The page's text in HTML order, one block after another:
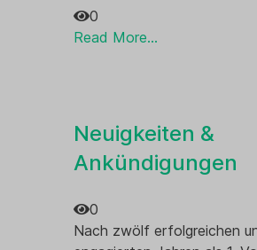
Ehrenmal
0
Read More...
Neuigkeiten &
Ankündigungen
0
Nach zwölf erfolgreichen